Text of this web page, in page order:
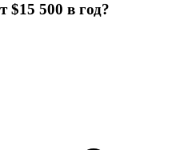
$15 500 в год?